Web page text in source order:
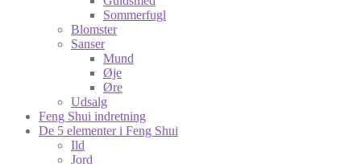
Sommerfugl
Blomster
Sanser
Mund
Øje
Øre
Udsalg
Feng Shui indretning
De 5 elementer i Feng Shui
Ild
Jord